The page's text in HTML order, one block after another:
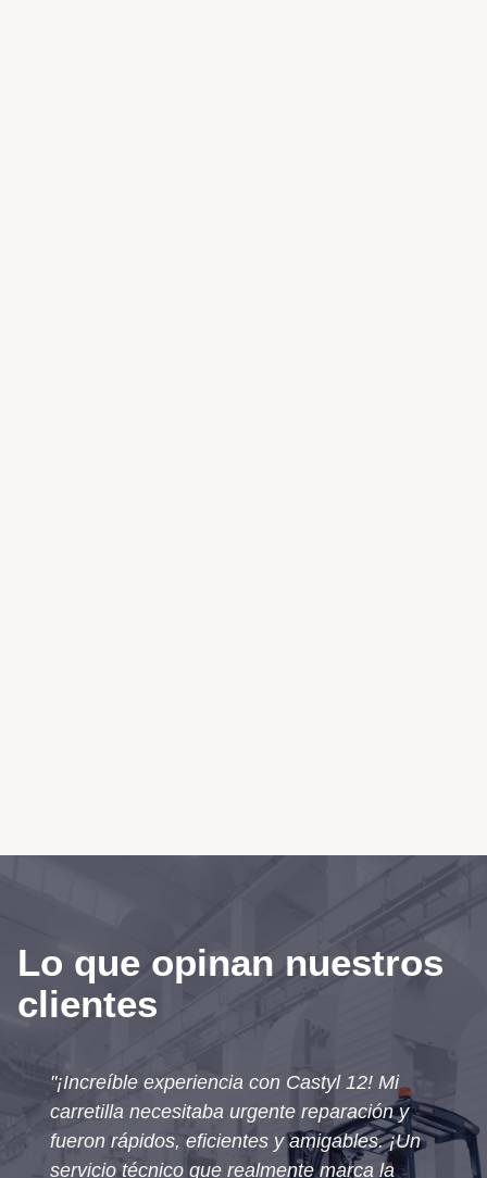
Lo que opinan nuestros
clientes
"¡Increíble experiencia con Castyl 12! Mi
carretilla necesitaba urgente reparación y
fueron rápidos, eficientes y amigables. ¡Un
servicio técnico que realmente marca la